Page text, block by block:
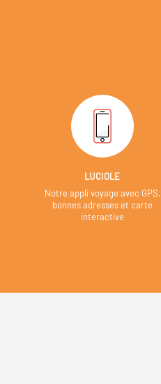
LUCIOLE
Notre appli voyage avec GPS,
bonnes adresses et carte
interactive